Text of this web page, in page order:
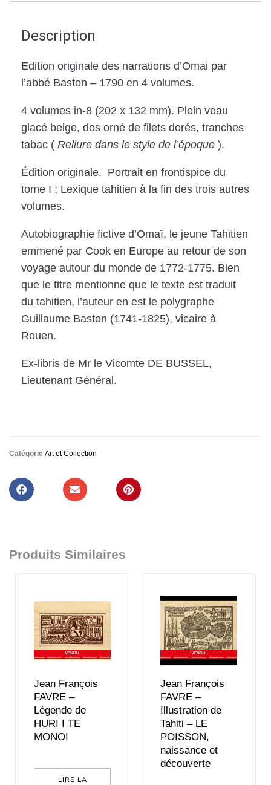
Description
Edition originale des narrations d’Omai par
l’abbé Baston – 1790 en 4 volumes.
4 volumes in-8 (202 x 132 mm). Plein veau
glacé beige, dos orné de filets dorés, tranches
tabac ( Reliure dans le style de l’époque ).
Édition originale. Portrait en frontispice du
tome I ; Lexique tahitien à la fin des trois autres
volumes.
Autobiographie fictive d’Omaï, le jeune Tahitien
emmené par Cook en Europe au retour de son
voyage autour du monde de 1772-1775. Bien
que le titre mentionne que le texte est traduit
du tahitien, l’auteur en est le polygraphe
Guillaume Baston (1741-1825), vicaire à
Rouen.
Ex-libris de Mr le Vicomte DE BUSSEL,
Lieutenant Général.
Catégorie Art et Collection
Produits Similaires
Jean François
FAVRE –
Légende de
HURI I TE
MONOI
LIRE LA
Jean François
FAVRE –
Illustration de
Tahiti – LE
POISSON,
naissance et
découverte